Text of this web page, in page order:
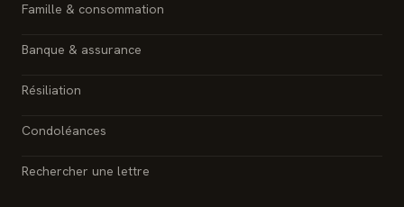
Famille & consommation
Banque & assurance
Résiliation
Condoléances
Rechercher une lettre